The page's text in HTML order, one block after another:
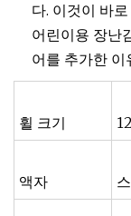
다. 이것이 바
어린이용 장난
어를 추가한 이
휠 크기
액자